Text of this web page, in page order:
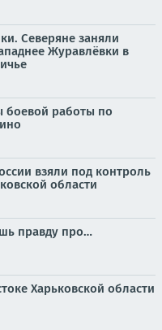
Северяне заняли
Журавлёвки в
боевой работы по
взяли под контроль
области
правду про…
Харьковской области